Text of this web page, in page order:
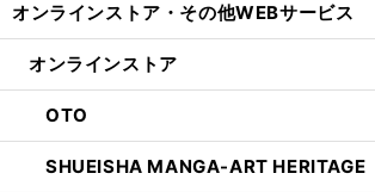
オンラインストア・ その他WEBサービス
オンラインストア
OTO
SHUEISHA MANGA-ART HERITAGE